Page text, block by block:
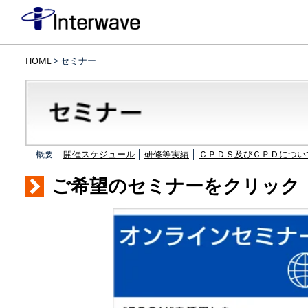
HOME> セミナー
概要 │ 開催スケジュール 研修等実績 ＣＰＤＳ及びＣＰＤにつ
ご希望のセミナーをクリック